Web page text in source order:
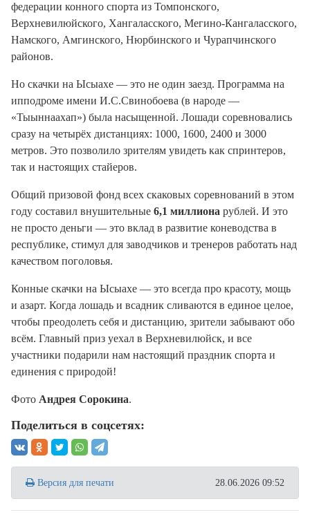
федерации конного спорта из Томпонского,
Верхневилюйского, Хангаласского, Мегино-Кангаласского,
Намского, Амгинского, Нюрбинского и Чурапчинского
районов.
Но скачки на Ысыахе — это не один заезд. Программа на
ипподроме имени И.С.Свинобоева (в народе —
«Тыыннаахап») была насыщенной. Лошади соревновались
сразу на четырёх дистанциях: 1000, 1600, 2400 и 3000
метров. Это позволило зрителям увидеть как спринтеров,
так и настоящих стайеров.
Общий призовой фонд всех скаковых соревнований в этом
году составил внушительные 6,1 миллиона рублей. И это
не просто деньги — это вклад в развитие коневодства в
республике, стимул для заводчиков и тренеров работать над
качеством поголовья.
Конные скачки на Ысыахе — это всегда про красоту, мощь
и азарт. Когда лошадь и всадник сливаются в единое целое,
чтобы преодолеть себя и дистанцию, зрители забывают обо
всём. Главный приз уехал в Верхневилюйск, и все
участники подарили нам настоящий праздник спорта и
единения с природой!
Фото Андрея Сорокина.
Поделиться в соцсетях:
Версия для печати 28.06.2026 09:52